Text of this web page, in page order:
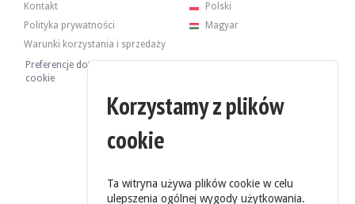
3-litrowy, 6-cylindrowy silnik osiągał moc 231 KM w momencie
W dniu 02.05.2025 r. i 191 050 km:
-Dopuszczenie PCV zaworu
Raport BMW określa następujące przejazdy koncesyjne:
14/11/2023 : 172 153 km
Kontakt
Polityka prywatności
Warunki korzystania i sprzedaży
Preferencje dotyczące plików
cookie
Polski
Magyar
Korzystamy z plików
cookie
Ta witryna używa plików cookie w celu
ulepszenia ogólnej wygody użytkowania.